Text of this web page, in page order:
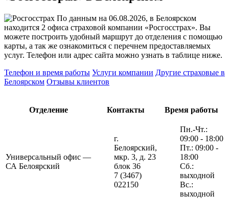
По данным на 06.08.2026, в Белоярском
находится 2 офиса страховой компании «Росгосстрах». Вы
можете построить удобный маршрут до отделения с помощью
карты, а так же ознакомиться с перечнем предоставляемых
услуг. Телефон или адрес сайта можно узнать в таблице ниже.
Телефон и время работы Услуги компании Другие страховые в
Белоярском Отзывы клиентов
Отделение Контакты Время работы
Универсальный офис —
СА Белоярский
г.
Белоярский,
мкр. 3, д. 23
блок 36
7 (3467)
022150
Пн.-Чт.:
09:00 - 18:00
Пт.: 09:00 -
18:00
Сб.:
выходной
Вс.:
выходной